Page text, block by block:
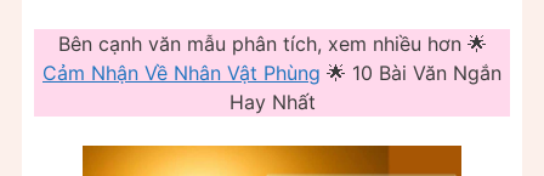
Bên cạnh văn mẫu phân tích, xem nhiều hơn 🌟
Cảm Nhận Về Nhân Vật Phùng 🌟 10 Bài Văn Ngắn
Hay Nhất